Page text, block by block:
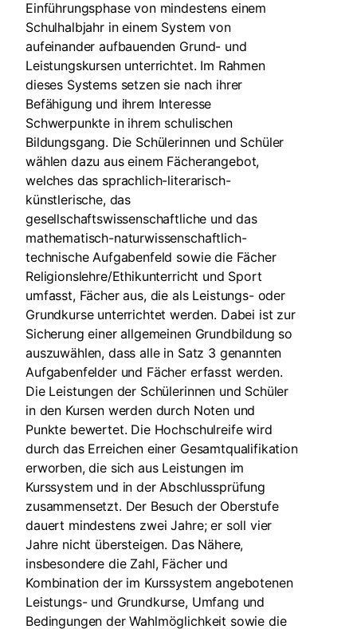
Einführungsphase von mindestens einem
Schulhalbjahr in einem System von
aufeinander aufbauenden Grund- und
Leistungskursen unterrichtet. Im Rahmen
dieses Systems setzen sie nach ihrer
Befähigung und ihrem Interesse
Schwerpunkte in ihrem schulischen
Bildungsgang. Die Schülerinnen und Schüler
wählen dazu aus einem Fächerangebot,
welches das sprachlich-literarisch-
künstlerische, das
gesellschaftswissenschaftliche und das
mathematisch-naturwissenschaftlich-
technische Aufgabenfeld sowie die Fächer
Religionslehre/Ethikunterricht und Sport
umfasst, Fächer aus, die als Leistungs- oder
Grundkurse unterrichtet werden. Dabei ist zur
Sicherung einer allgemeinen Grundbildung so
auszuwählen, dass alle in Satz 3 genannten
Aufgabenfelder und Fächer erfasst werden.
Die Leistungen der Schülerinnen und Schüler
in den Kursen werden durch Noten und
Punkte bewertet. Die Hochschulreife wird
durch das Erreichen einer Gesamtqualifikation
erworben, die sich aus Leistungen im
Kurssystem und in der Abschlussprüfung
zusammensetzt. Der Besuch der Oberstufe
dauert mindestens zwei Jahre; er soll vier
Jahre nicht übersteigen. Das Nähere,
insbesondere die Zahl, Fächer und
Kombination der im Kurssystem angebotenen
Leistungs- und Grundkurse, Umfang und
Bedingungen der Wahlmöglichkeit sowie die